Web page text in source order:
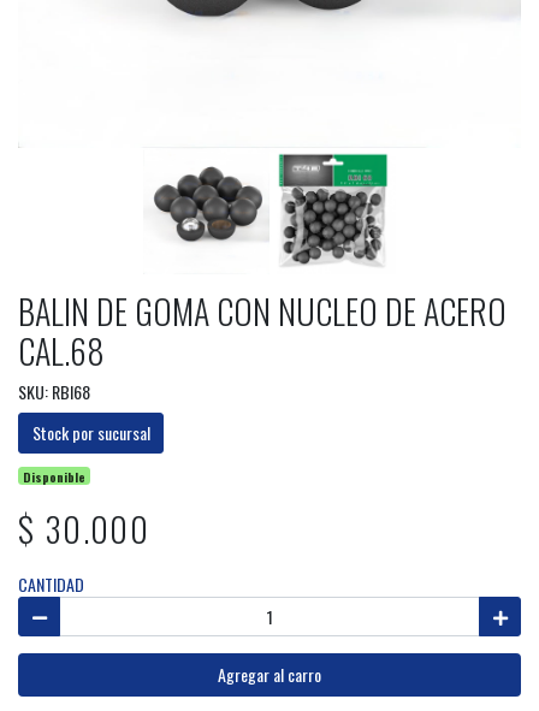
BALIN DE GOMA CON NUCLEO DE ACERO
CAL.68
SKU: RBI68
Stock por sucursal
Disponible
$ 30.000
CANTIDAD
Agregar al carro